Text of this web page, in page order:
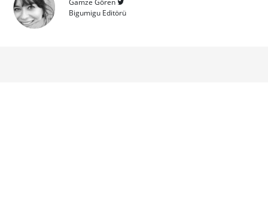
Gamze Gören
Bigumigu Editörü